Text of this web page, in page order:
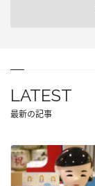
LATEST
最新の記事